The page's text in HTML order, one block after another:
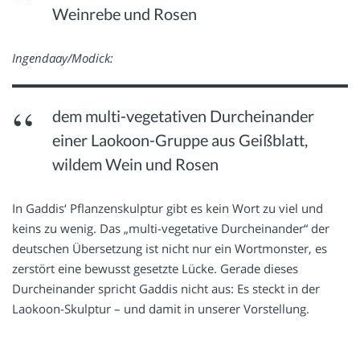
Weinrebe und Rosen
Ingendaay/Modick:
dem multi-vegetativen Durcheinander
einer Laokoon-Gruppe aus Geißblatt,
wildem Wein und Rosen
In Gaddis‘ Pflanzenskulptur gibt es kein Wort zu viel und
keins zu wenig. Das „multi-vegetative Durcheinander“ der
deutschen Übersetzung ist nicht nur ein Wortmonster, es
zerstört eine bewusst gesetzte Lücke. Gerade dieses
Durcheinander spricht Gaddis nicht aus: Es steckt in der
Laokoon-Skulptur – und damit in unserer Vorstellung.